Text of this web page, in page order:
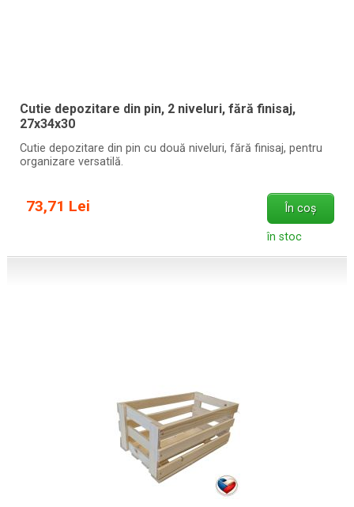
Cutie depozitare din pin, 2 niveluri, fără finisaj,
27x34x30
Cutie depozitare din pin cu două niveluri, fără finisaj, pentru
organizare versatilă.
73,71 Lei În coș
în stoc